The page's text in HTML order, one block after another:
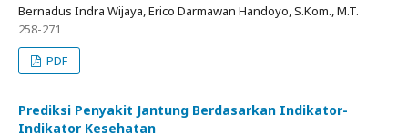
Bernadus Indra Wijaya, Erico Darmawan Handoyo, S.Kom., M.T.
258-271
PDF
Prediksi Penyakit Jantung Berdasarkan Indikator-
Indikator Kesehatan